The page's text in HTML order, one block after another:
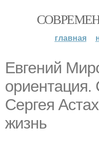
главная
Евгений
ориентация.
Сергея
жизнь